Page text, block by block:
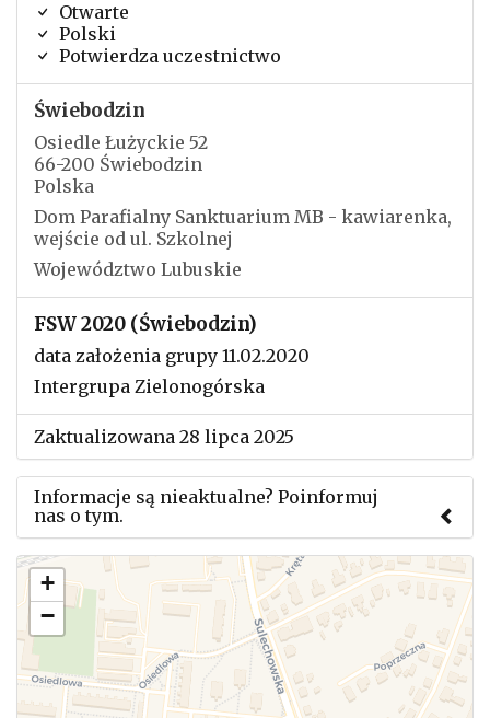
Otwarte
Polski
Potwierdza uczestnictwo
Świebodzin
Osiedle Łużyckie 52
66-200 Świebodzin
Polska
Dom Parafialny Sanktuarium MB - kawiarenka,
wejście od ul. Szkolnej
Województwo Lubuskie
FSW 2020 (Świebodzin)
data założenia grupy 11.02.2020
Intergrupa Zielonogórska
Zaktualizowana 28 lipca 2025
Informacje są nieaktualne? Poinformuj
nas o tym.
Użyj tego formularza aby przesłać informację o
zmianach w powyższym mityngu.
+
−